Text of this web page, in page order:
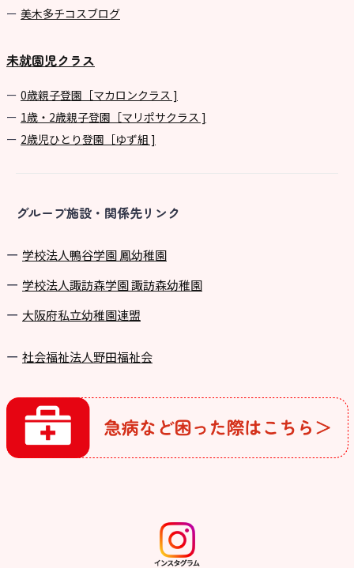
美⽊多チコスブログ
未就園児クラス
0歳親子登園［マカロンクラス ]
1歳・2歳親子登園［マリポサクラス ]
2歳児ひとり登園［ゆず組 ]
グループ施設・関係先リンク
学校法⼈鴨⾕学園 鳳幼稚園
学校法⼈諏訪森学園 諏訪森幼稚園
⼤阪府私⽴幼稚園連盟
社会福祉法人野田福祉会